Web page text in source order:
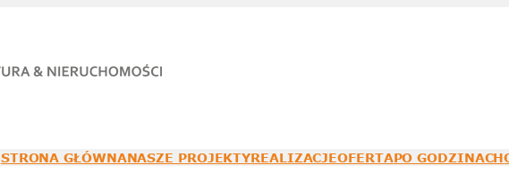
STRONA GŁÓWNANASZE PROJEKTYREALIZACJEOFERTAPO GODZINACH